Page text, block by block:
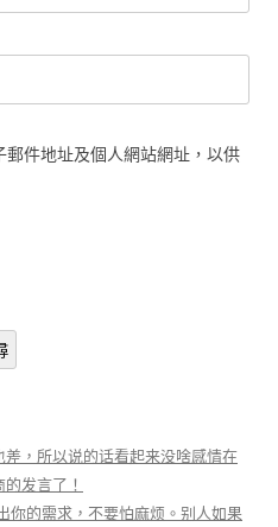
郵件地址及個人網站網址，以供
，所以说的话看起来没啥感情在
发言了！
你的需求，不要怕麻烦。别人如果